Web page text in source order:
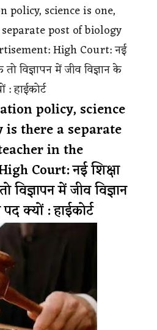
policy, science is one,
post of biology
High Court: नई
तो विज्ञापन में जीव विज्ञान के
हाईकोर्ट
policy, science
there a separate
in the
Court: नई शिक्षा
विज्ञापन में जीव विज्ञान
क्यों : हाईकोर्ट